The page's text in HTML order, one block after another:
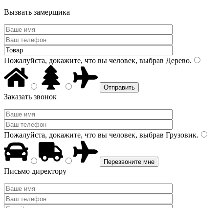
Вызвать замерщика
Пожалуйста, докажите, что вы человек, выбрав Дерево.
Заказать звонок
Пожалуйста, докажите, что вы человек, выбрав Грузовик.
Письмо директору